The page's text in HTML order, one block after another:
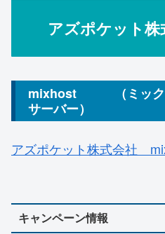
アズポケット株
mixhost （ミック
サーバー）
アズポケット株式会社
キャンペーン情報